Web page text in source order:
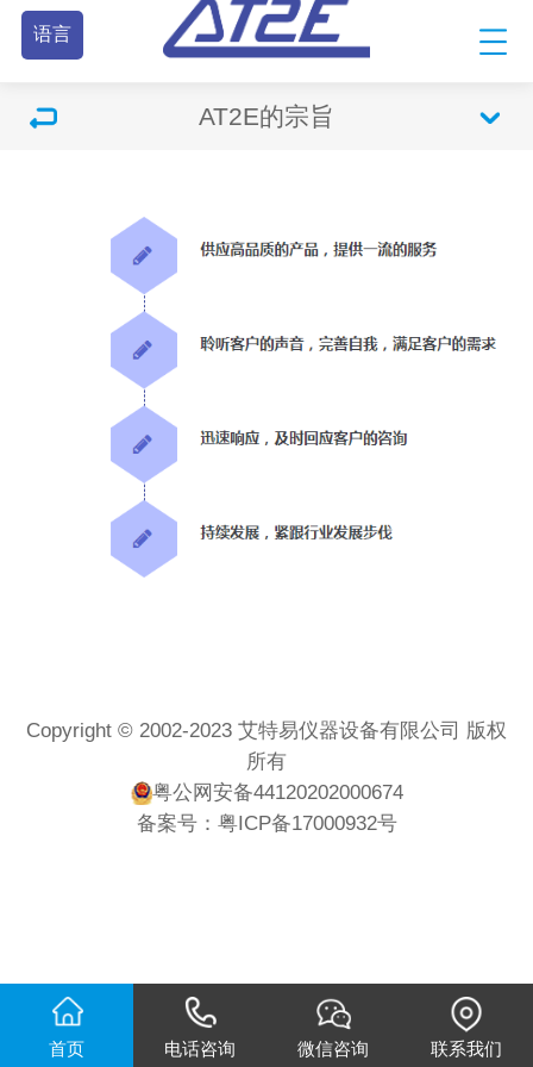
语言
AT2E的宗旨
Copyright © 2002-2023 艾特易仪器设备有限公司 版权
所有
粤公网安备44120202000674
备案号： 粤ICP备17000932号
首页 电话咨询 微信咨询 联系我们